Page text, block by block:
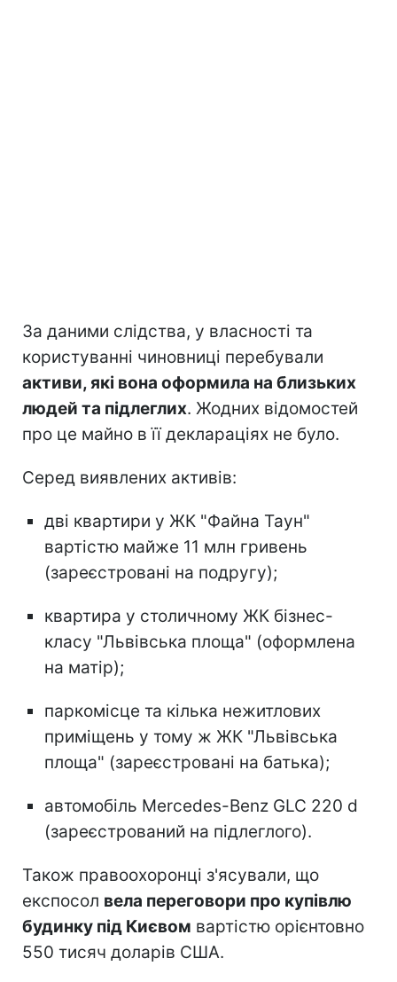
За даними слідства, у власності та
користуванні чиновниці перебували
активи, які вона оформила на близьких
людей та підлеглих. Жодних відомостей
про це майно в її деклараціях не було.
Серед виявлених активів:
дві квартири у ЖК "Файна Таун"
вартістю майже 11 млн гривень
(зареєстровані на подругу);
квартира у столичному ЖК бізнес-
класу "Львівська площа" (оформлена
на матір);
паркомісце та кілька нежитлових
приміщень у тому ж ЖК "Львівська
площа" (зареєстровані на батька);
автомобіль Mercedes-Benz GLC 220 d
(зареєстрований на підлеглого).
Також правоохоронці з'ясували, що
експосол вела переговори про купівлю
будинку під Києвом вартістю орієнтовно
550 тисяч доларів США.